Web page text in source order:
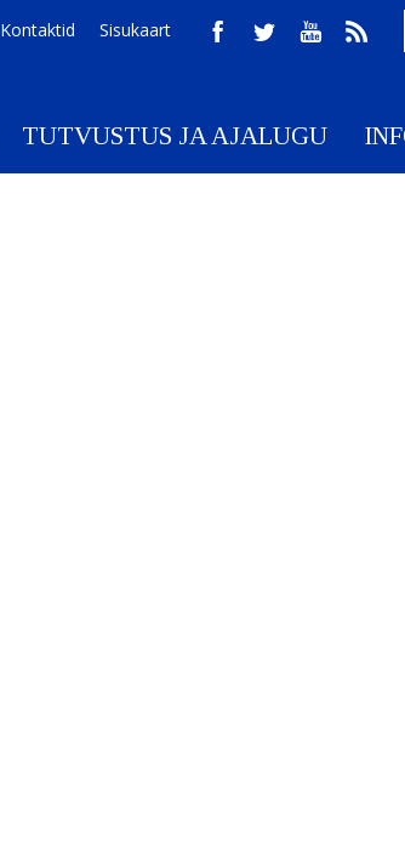
Kontaktid Sisukaart
TUTVUSTUS JA AJALUGU